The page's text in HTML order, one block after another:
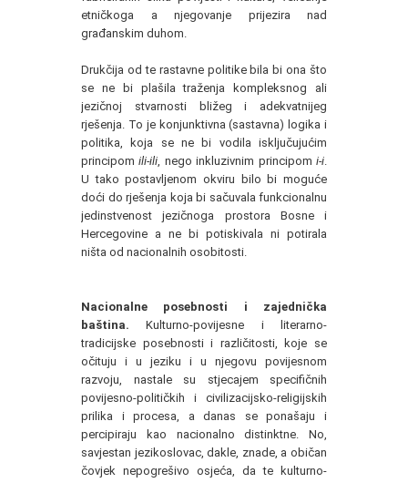
etničkoga a njegovanje prijezira nad
građanskim duhom.
Drukčija od te rastavne politike bila bi ona što
se ne bi plašila traženja kompleksnog ali
jezičnoj stvarnosti bližeg i adekvatnijeg
rješenja. To je konjunktivna (sastavna) logika i
politika, koja se ne bi vodila isključujućim
principomili-ili , nego inkluzivnim principomi-i
U tako postavljenom okviru bilo bi moguće
doći do rješenja koja bi sačuvala funkcionalnu
jedinstvenost jezičnoga prostora Bosne i
Hercegovine a ne bi potiskivala ni potirala
ništa od nacionalnih osobitosti.
Nacionalne posebnosti i zajednička
baština. Kulturno-povijesne i literarno-
tradicijske posebnosti i različitosti, koje se
očituju i u jeziku i u njegovu povijesnom
razvoju, nastale su stjecajem specifičnih
povijesno-političkih i civilizacijsko-religijskih
prilika i procesa, a danas se ponašaju i
percipiraju kao nacionalno distinktne. No,
savjestan jezikoslovac, dakle, znade, a običan
čovjek nepogrešivo osjeća, da te kulturno-